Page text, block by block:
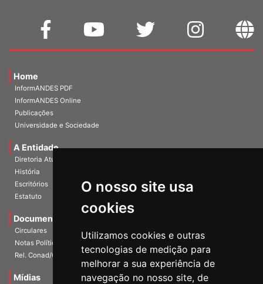
O nosso site usa
cookies
Utilizamos cookies e outras
tecnologias de medição para
melhorar a sua experiência de
navegação no nosso site, de
Home
InformANDES PDF
InformANDES Online
Publicações
Universidade e Sociedade
A Entidade
Diretoria Atual
História
Escritórios
Estatuto
Documentos
Circulares
Notas Políticas
Rel. Conad/Congresso
Mídias